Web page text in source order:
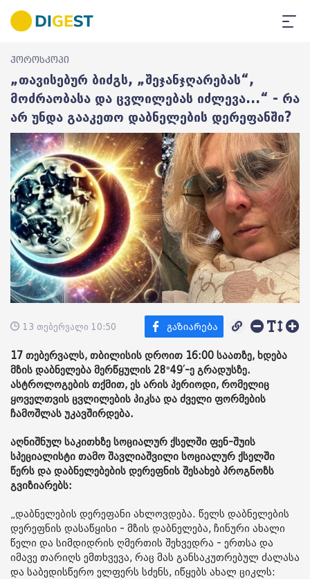
ჰოროსკოპი
„თავისებურ ბიძგს, „შეჯანჯღარებას“,
მოძრაობასა და ცვლილებას იძლევა...“ - რა
არ უნდა გააკეთო დაბნელების დერეფანში?
13 თებერვალი 10:50
17 თებერვალს, თბილისის დროით 16:00 საათზე, ხდება
მზის დაბნელება მერწყულის 28°49′-ე გრადუსზე.
ასტროლოგების თქმით, ეს არის პერიოდი, რომელიც
ყოველთვის ცვლილების პიკსა და ძველი ფორმების
ჩამოშლას უკავშირდება.
აღნიშნულ საკითხზე სოციალურ ქსელში ფენ-შუის
სპეციალისტი თამო შავლიაშვილი სოციალურ ქსელში
წერს და დაბნელებების დერეფნის შესახებ პროგნოზს
გვიზიარებს:
„დაბნელების დერეფანი ახლოვდება. წელს დაბნელების
დერეფნის დასაწყისი - მზის დაბნელება, ჩინური ახალი
წელი და სიმდიდრის ღმერთის შეხვედრა - ერთსა და
იმავე თარიღს ემთხვევა, რაც მას განსაკუთრებულ ძალასა
და საბედისწერო ელფერს სძენს, იწყებს ახალ ციკლს: